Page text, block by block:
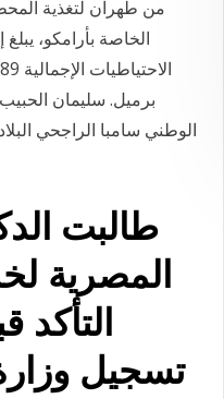
برميل. سليمان
الوطني سامبا الراجحي
طالبت
المصرية
تسجيل